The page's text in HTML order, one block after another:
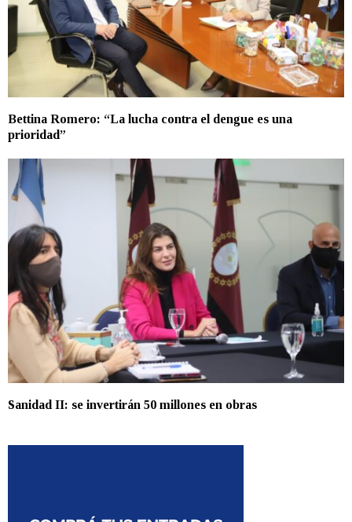
Bettina Romero: “La lucha contra el dengue es una
prioridad”
Sanidad II: se invertirán 50 millones en obras